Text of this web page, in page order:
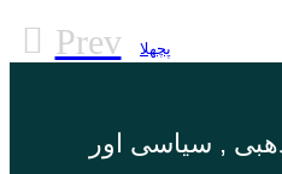
Prev پچھلا
, سیاسی اور